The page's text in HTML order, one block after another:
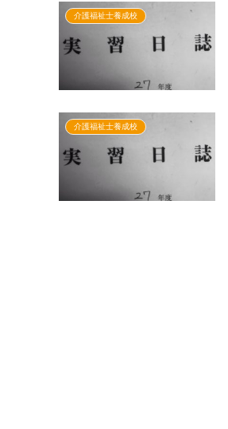
介護福祉士養成校
介護福祉士養成校